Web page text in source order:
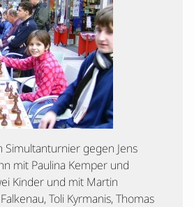
gegen Jens
mit Paulina Kemper und
Kinder und mit Martin
Toli Kyrmanis, Thomas